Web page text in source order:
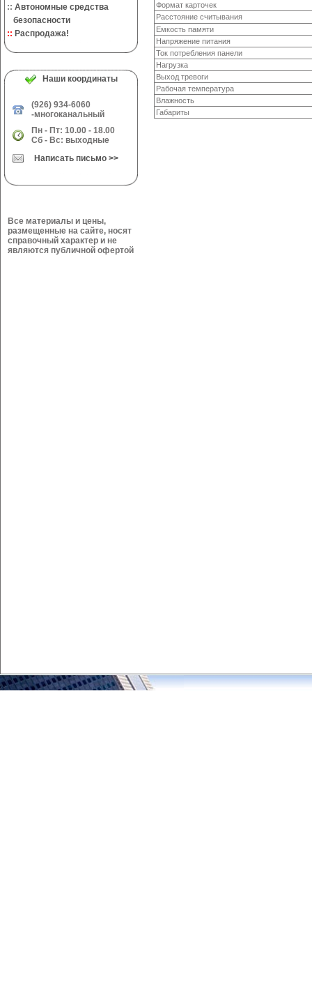
:: Автономные средства
безопасности
:: Распродажа!
Наши координаты
(926) 934-6060
-многоканальный
Пн - Пт: 10.00 - 18.00
Сб - Вс: выходные
Написать письмо >>
Все материалы и цены,
размещенные на сайте, носят
справочный характер и не
являются публичной офертой
Формат карточек
Расстояние считывания
Емкость памяти
Напряжение питания
Ток потребления панели
Нагрузка
Выход тревоги
Рабочая температура
Влажность
Габариты